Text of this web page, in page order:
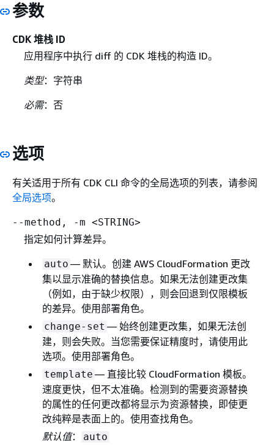
参数
CDK 堆栈 ID
应用程序中执行 diff 的 CDK 堆栈的构造 ID。
类型：字符串
必需：否
选项
有关适用于所有 CDK CLI 命令的全局选项的列表，请参阅
全局选项。
--method, -m <STRING>
指定如何计算差异。
auto — 默认。创建 AWS CloudFormation 更改
集以显示准确的替换信息。如果无法创建更改集
（例如，由于缺少权限），则会回退到仅限模板
的差异。使用部署角色。
change-set — 始终创建更改集，如果无法创
建，则会失败。当您需要保证精度时，请使用此
选项。使用部署角色。
template — 直接比较 CloudFormation 模板。
速度更快，但不太准确。检测到的需要资源替换
的属性的任何更改都将显示为资源替换，即使更
改纯粹是表面上的。使用查找角色。
默认值： auto